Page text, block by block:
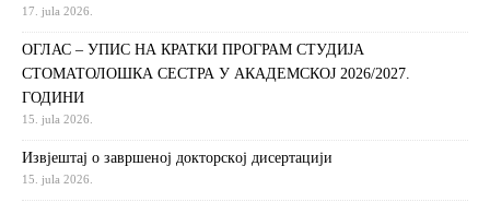
17. jula 2026.
ОГЛАС – УПИС НА КРАТКИ ПРОГРАМ СТУДИЈА
СТОМАТОЛОШКА СЕСТРА У АКАДЕМСКОЈ 2026/2027.
ГОДИНИ
15. jula 2026.
Извjeштaj o зaвршeнoj дoктoрскoj дисeртaциjи
15. jula 2026.